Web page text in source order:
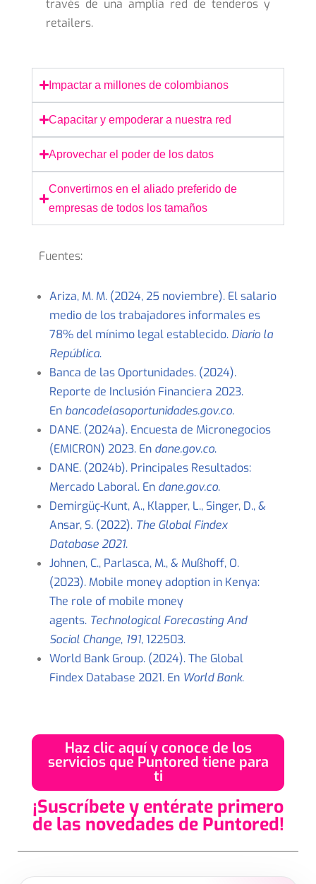
través de una amplia red de tenderos y
retailers.
Impactar a millones de colombianos
Capacitar y empoderar a nuestra red
Aprovechar el poder de los datos
Convertirnos en el aliado preferido de
empresas de todos los tamaños
Fuentes:
Ariza, M. M. (2024, 25 noviembre). El salario
medio de los trabajadores informales es
78% del mínimo legal establecido. Diario la
República.
Banca de las Oportunidades. (2024).
Reporte de Inclusión Financiera 2023.
En bancadelasoportunidades.gov.co.
DANE. (2024a). Encuesta de Micronegocios
(EMICRON) 2023. En dane.gov.co.
DANE. (2024b). Principales Resultados:
Mercado Laboral. En dane.gov.co.
Demirgüç-Kunt, A., Klapper, L., Singer, D., &
Ansar, S. (2022). The Global Findex
Database 2021.
Johnen, C., Parlasca, M., & Mußhoff, O.
(2023). Mobile money adoption in Kenya:
The role of mobile money
agents. Technological Forecasting And
Social Change, 191, 122503.
World Bank Group. (2024). The Global
Findex Database 2021. En World Bank.
Haz clic aquí y conoce de los
servicios que Puntored tiene para
ti
¡Suscríbete y entérate primero
de las novedades de Puntored!